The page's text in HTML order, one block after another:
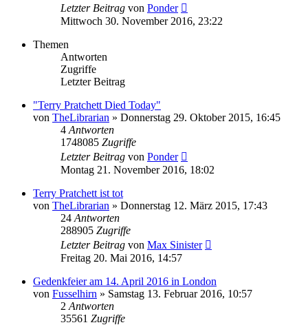
Letzter Beitrag von Ponder
Mittwoch 30. November 2016, 23:22
Themen
Antworten
Zugriffe
Letzter Beitrag
"Terry Pratchett Died Today"
von TheLibrarian » Donnerstag 29. Oktober 2015, 16:45
4 Antworten
1748085 Zugriffe
Letzter Beitrag von Ponder
Montag 21. November 2016, 18:02
Terry Pratchett ist tot
von TheLibrarian » Donnerstag 12. März 2015, 17:43
24 Antworten
288905 Zugriffe
Letzter Beitrag von Max Sinister
Freitag 20. Mai 2016, 14:57
Gedenkfeier am 14. April 2016 in London
von Fusselhirn » Samstag 13. Februar 2016, 10:57
2 Antworten
35561 Zugriffe